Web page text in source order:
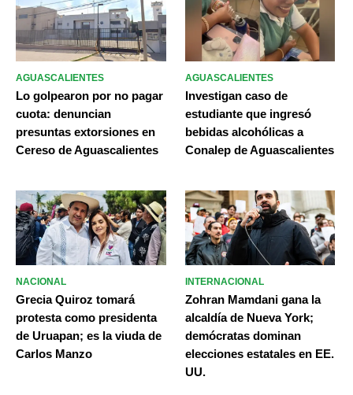
AGUASCALIENTES
Lo golpearon por no pagar
cuota: denuncian
presuntas extorsiones en
Cereso de Aguascalientes
AGUASCALIENTES
Investigan caso de
estudiante que ingresó
bebidas alcohólicas a
Conalep de Aguascalientes
NACIONAL
Grecia Quiroz tomará
protesta como presidenta
de Uruapan; es la viuda de
Carlos Manzo
INTERNACIONAL
Zohran Mamdani gana la
alcaldía de Nueva York;
demócratas dominan
elecciones estatales en EE.
UU.